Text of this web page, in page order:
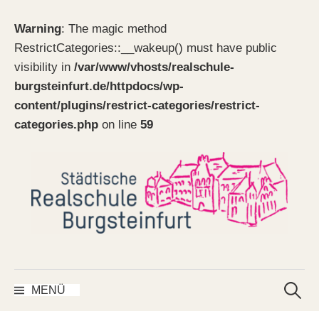
Warning: The magic method
RestrictCategories::__wakeup() must have public
visibility in /var/www/vhosts/realschule-
burgsteinfurt.de/httpdocs/wp-
content/plugins/restrict-categories/restrict-
categories.php on line 59
MENÜ
nach: